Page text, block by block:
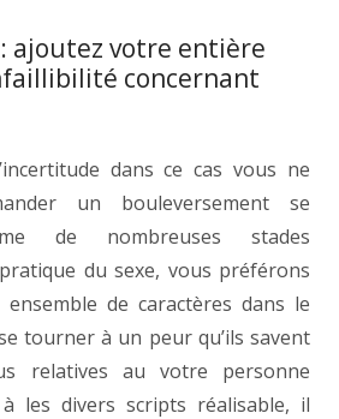
ajoutez votre entière
concernant
dans ce cas vous ne
un bouleversement se
de nombreuses stades
du sexe, vous préférons
de caractères dans le
tourner à un peur qu’ils savent
relatives au votre personne
les divers scripts réalisable, il